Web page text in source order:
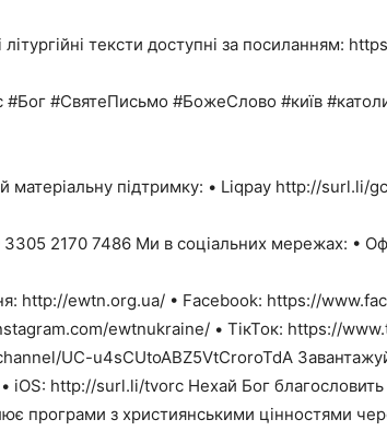
літургійні тексти доступні за
#Бог #СвятеПисьмо #БожеСлово #київ
матеріальну підтримку: • Liqpay http://surl.li/
2170 7486 Ми в соціальних мережах: •
http://ewtn.org.ua/ • Facebook: https://
ewtnukraine/ • ТікТок: https://
UC-u4sCUtoABZ5VtCroroTdA
http://surl.li/tvorc Нехай Бог
програми з християнськими цінностями